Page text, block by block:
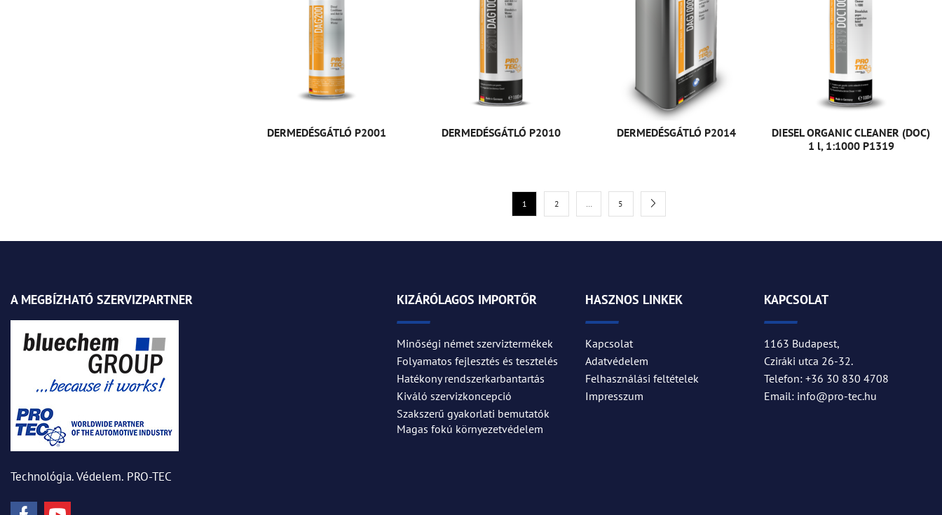
DERMEDÉSGÁTLÓ P2001 DERMEDÉSGÁTLÓ P2010 DERMEDÉSGÁTLÓ P2014
DIESEL ORGANIC CLEANER (DOC)
1 l, 1:1000 P1319
1 2 … 5
A MEGBÍZHATÓ SZERVIZPARTNER
Technológia. Védelem. PRO-TEC
KIZÁRÓLAGOS IMPORTŐR
Minőségi német szerviztermékek
Folyamatos fejlesztés és tesztelés
Hatékony rendszerkarbantartás
Kiváló szervizkoncepció
Szakszerű gyakorlati bemutatók
Magas fokú környezetvédelem
HASZNOS LINKEK
Kapcsolat
Adatvédelem
Felhasználási feltételek
Impresszum
KAPCSOLAT
1163 Budapest,
Cziráki utca 26-32.
Telefon: +36 30 830 4708
Email: info@pro-tec.hu